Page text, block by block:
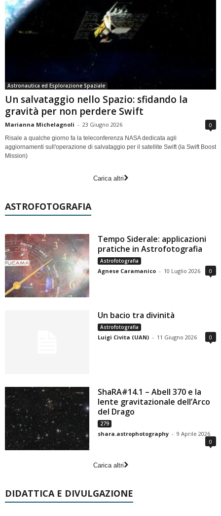
Astronautica ed Esplorazione Spaziale
Un salvataggio nello Spazio: sfidando la
gravità per non perdere Swift
Marianna Michelagnoli - 23 Giugno 2026 0
Risale a qualche giorno fa la teleconferenza NASA dedicata agli
aggiornamenti sull'operazione di salvataggio per il satellite Swift (la Swift Boost
Mission)
Carica altri
ASTROFOTOGRAFIA
Tempo Siderale: applicazioni
pratiche in Astrofotografia
Astrofotografia
Agnese Caramanico - 10 Luglio 2026 0
Un bacio tra divinità
Astrofotografia
Luigi Civita (UAN) - 11 Giugno 2026 0
ShaRA#14.1 – Abell 370 e la
lente gravitazionale dell’Arco
del Drago
279
shara.astrophotography - 9 Aprile 2026
0
Carica altri
DIDATTICA E DIVULGAZIONE